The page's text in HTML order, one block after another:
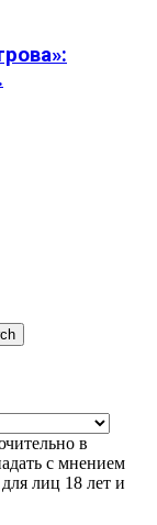
в
с мнением
лиц 18 лет и